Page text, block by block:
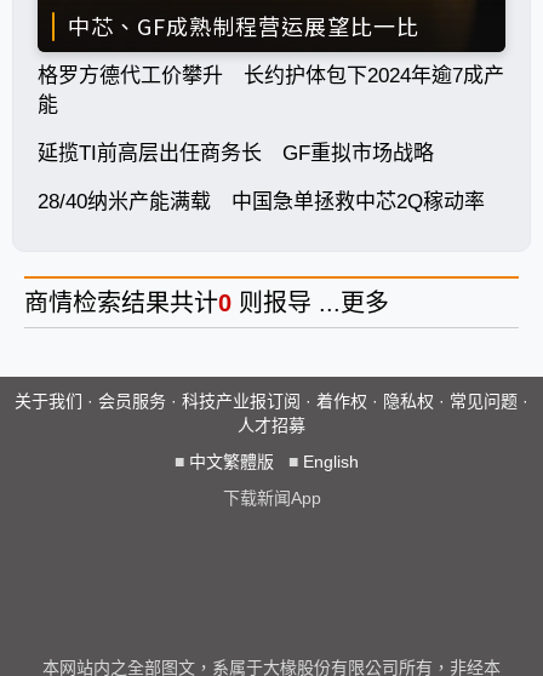
中芯、GF成熟制程营运展望比一比
格罗方德代工价攀升 长约护体包下2024年逾7成产
能
延揽TI前高层出任商务长 GF重拟市场战略
28/40纳米产能满载 中国急单拯救中芯2Q稼动率
商情检索结果共计0 则报导 ... 更多
关于我们 · 会员服务 · 科技产业报订阅 · 着作权 · 隐私权 · 常见问题 ·
人才招募
■ 中文繁體版 ■ English
下载新闻App
本网站内之全部图文，系属于大椽股份有限公司所有，非经本